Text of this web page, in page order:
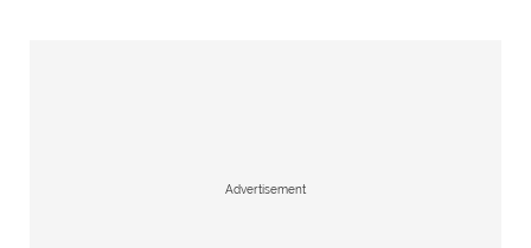
Advertisement